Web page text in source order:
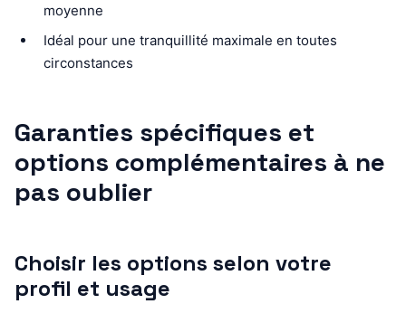
moyenne
Idéal pour une tranquillité maximale en toutes
circonstances
Garanties spécifiques et
options complémentaires à ne
pas oublier
Choisir les options selon votre
profil et usage